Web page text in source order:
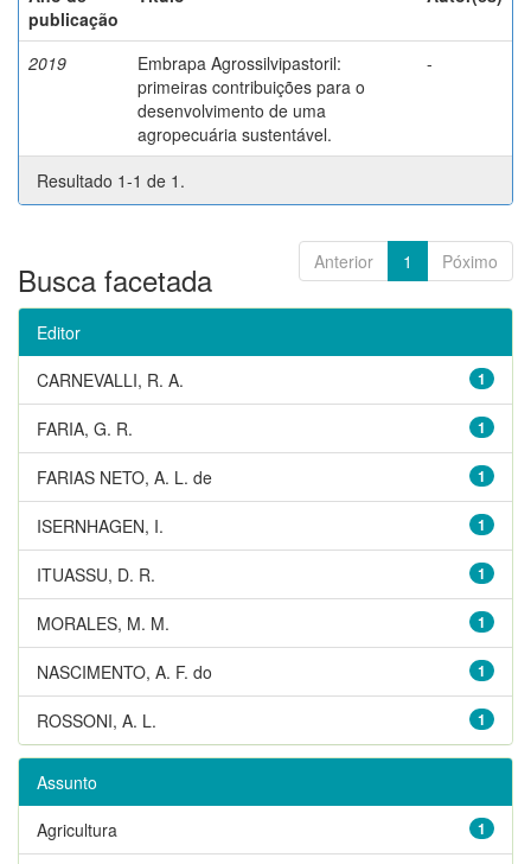
publicação
2019
Embrapa Agrossilvipastoril:
primeiras contribuições para o
desenvolvimento de uma
agropecuária sustentável.
-
Resultado 1-1 de 1.
Anterior 1 Póximo
Busca facetada
Editor
1
CARNEVALLI, R. A.
1
FARIA, G. R.
1
FARIAS NETO, A. L. de
1
ISERNHAGEN, I.
1
ITUASSU, D. R.
1
MORALES, M. M.
1
NASCIMENTO, A. F. do
1
ROSSONI, A. L.
Assunto
1
Agricultura